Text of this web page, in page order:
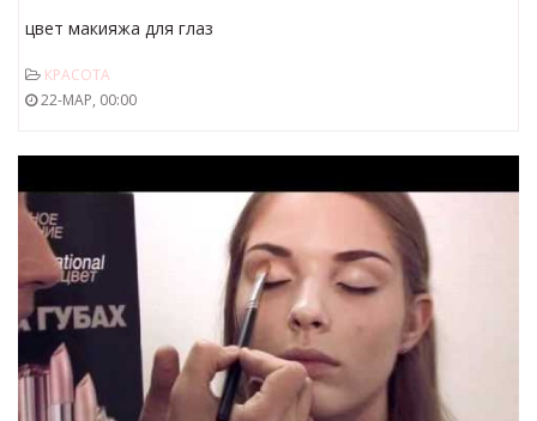
цвет макияжа для глаз
КРАСОТА
22-МАР, 00:00